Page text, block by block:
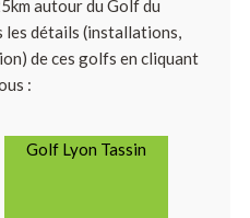
autour du Golf du
les détails (installations,
de ces golfs en cliquant
:
Golf Lyon Tassin